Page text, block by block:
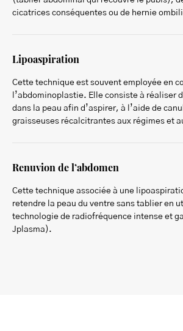
cicatrices conséquentes ou de hernie
Lipoaspiration
Cette technique est souvent employée en
l’abdominoplastie. Elle consiste à réaliser
dans la peau afin d’aspirer, à l’aide de
graisseuses récalcitrantes aux régimes et
Renuvion de l’abdomen
Cette technique associée à une
retendre la peau du ventre sans tablier en
technologie de radiofréquence intense et
Jplasma).